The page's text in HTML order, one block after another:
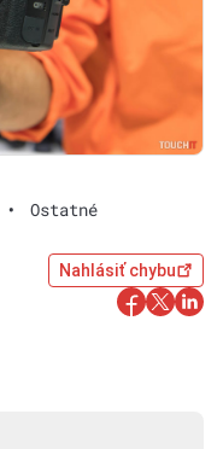
• Ostatné
Nahlásiť chybu